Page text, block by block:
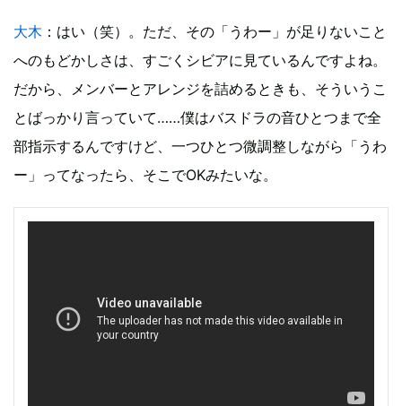
大木 ：はい（笑）。ただ、その「うわー」が足りないこと
へのもどかしさは、すごくシビアに見ているんですよね。
だから、メンバーとアレンジを詰めるときも、そういうこ
とばっかり言っていて……僕はバスドラの音ひとつまで全
部指示するんですけど、一つひとつ微調整しながら「うわ
ー」ってなったら、そこでOKみたいな。